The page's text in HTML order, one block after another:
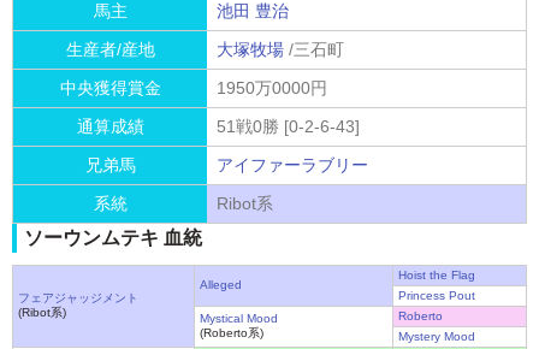
馬主
池田 豊治
生産者/産地
大塚牧場 /三石町
中央獲得賞金
1950万0000円
通算成績
51戦0勝 [0-2-6-43]
兄弟馬
アイファーラブリー
系統
Ribot系
ソーウンムテキ 血統
フェアジャッジメント
(Ribot系)
Alleged
Hoist the Flag
Princess Pout
Mystical Mood
(Roberto系)
Roberto
Mystery Mood